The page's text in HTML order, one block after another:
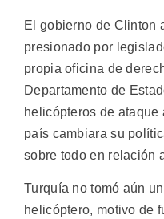
El gobierno de Clinton
presionado por
propia oficina de
Departamento de
helicópteros de ataque
país cambiara su
sobre todo en relación
Turquía no tomó aún
helicóptero, motivo de